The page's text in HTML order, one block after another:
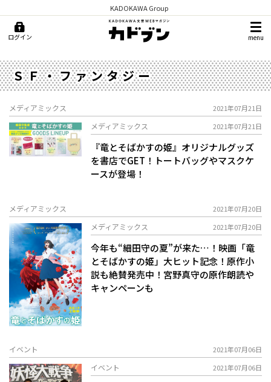
KADOKAWA Group
ログイン menu
ＳＦ・ファンタジー
メディアミックス 2021年07月21日
メディアミックス 2021年07月21日
『竜とそばかすの姫』オリジナルグッズ
を書店でGET！トートバッグやマスクケ
ースが登場！
メディアミックス 2021年07月20日
メディアミックス 2021年07月20日
今年も“細田守の夏”が来た…！映画「竜
とそばかすの姫」大ヒット記念！原作小
説も絶賛発売中！宮野真守の原作朗読や
キャンペーンも
イベント 2021年07月06日
イベント 2021年07月06日